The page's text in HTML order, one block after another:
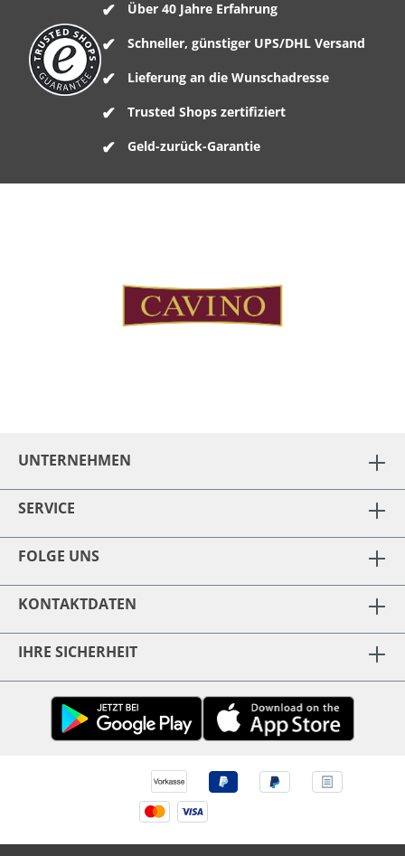
Über 40 Jahre Erfahrung
Schneller, günstiger UPS/DHL Versand
Lieferung an die Wunschadresse
Trusted Shops zertifiziert
Geld-zurück-Garantie
UNTERNEHMEN
SERVICE
FOLGE UNS
KONTAKTDATEN
IHRE SICHERHEIT